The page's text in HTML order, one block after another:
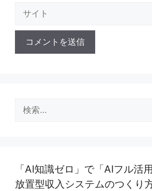
ト
索:
「AI知識ゼロ」で「AIフル活
放置型収入システムのつくり